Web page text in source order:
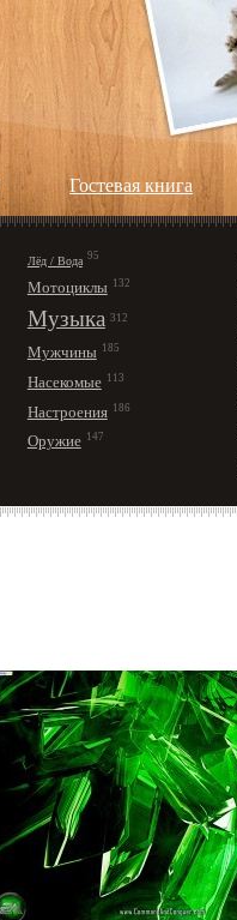
Гостевая книга
Лёд / Вода 95
Мотоциклы 132
Музыка 312
Мужчины 185
Насекомые 113
Настроения 186
Оружие 147